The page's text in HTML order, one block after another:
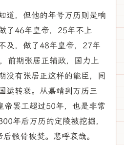
道，但他的年号万历则是响
了46年皇帝，25年不上
及，做了48年皇帝，27年
前期张居正辅政，国力上
没有张居正这样的能臣，同
运转衰。从嘉靖到万历三
帝罢工超过50年，也是非常
年后万历的定陵被挖掘，
骸骨被焚。悲呼哀哉。